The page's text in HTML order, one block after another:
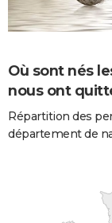
Où sont nés
nous ont
Répartition des
département de